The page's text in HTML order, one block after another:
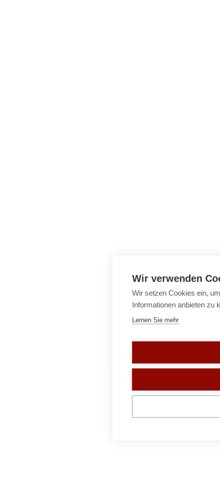
Wir verwenden
Wir setzen Cookies ein,
Informationen anbieten zu
Lernen Sie mehr